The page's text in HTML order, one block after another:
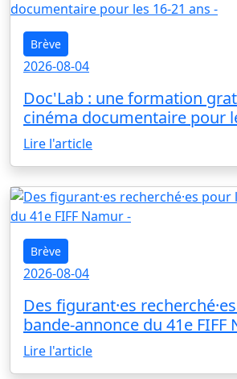
Brève
2026-08-04
Doc'Lab : une formation
cinéma documentaire pour
Lire l'article
Brève
2026-08-04
Des figurant·es
bande-annonce du 41e FIFF
Lire l'article